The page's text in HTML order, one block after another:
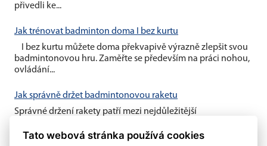
přivedli ke...
Jak trénovat badminton doma I bez kurtu
I bez kurtu můžete doma překvapivě výrazně zlepšit svou
badmintonovou hru. Zaměřte se především na práci nohou,
ovládání...
Jak správně držet badmintonovou raketu
Správné držení rakety patří mezi nejdůležitější
kontrolovat míček, zahrát...
Tato webová stránka používá cookies